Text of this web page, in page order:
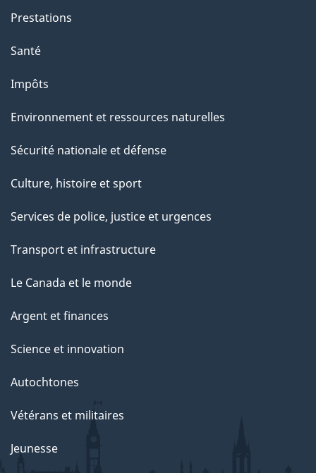
Prestations
Santé
Impôts
Environnement et ressources naturelles
Sécurité nationale et défense
Culture, histoire et sport
Services de police, justice et urgences
Transport et infrastructure
Le Canada et le monde
Argent et finances
Science et innovation
Autochtones
Vétérans et militaires
Jeunesse